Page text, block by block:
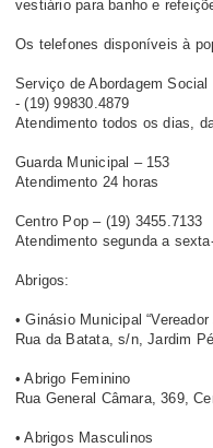
vestiário para banho e
Os telefones disponíveis à
Serviço de Abordagem Social
- (19) 99830.4879
Atendimento todos os dias,
Guarda Municipal – 153
Atendimento 24 horas
Centro Pop – (19) 3455.7133
Atendimento segunda a
Abrigos:
• Ginásio Municipal
Rua da Batata, s/n, Jardim
• Abrigo Feminino
Rua General Câmara, 369,
• Abrigos Masculinos